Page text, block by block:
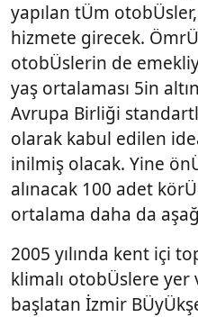
yapılan tÜm
hizmete girecek.
otobÜslerin de
yaş ortalaması 5in
Avrupa Birliği
olarak kabul edilen
inilmiş olacak. Yine
alınacak 100 adet
ortalama daha da
2005 yılında kent içi
klimalı otobÜslere
başlatan İzmir